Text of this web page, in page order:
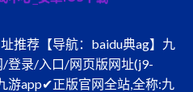
推荐【导航：baidu典ag】九
登录/入口/网页版网址(j9-
游app✔正版官网全站,全称:九